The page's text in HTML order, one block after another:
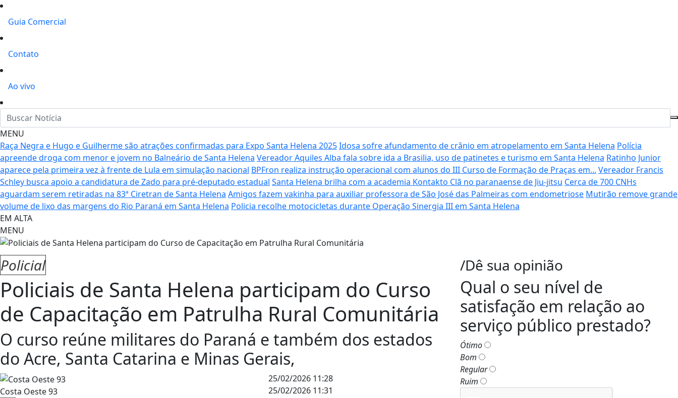
Guia Comercial
Contato
Ao vivo
MENU
Raça Negra e Hugo e Guilherme são atrações confirmadas para Expo Santa Helena 2025Idosa sofre afundamento de crânio em atropelamento em Santa Helena Polícia
apreende droga com menor e jovem no Balneário de Santa Helena Vereador Aquiles Alba fala sobre ida a Brasilia, uso de patinetes e turismo em Santa Helena Ratinho Junior
aparece pela primeira vez à frente de Lula em simulação nacional BPFron realiza instrução operacional com alunos do III Curso de Formação de Praças em... Vereador Francis
Schley busca apoio a candidatura de Zado para pré-deputado estadual Santa Helena brilha com a academia Kontakto Clã no paranaense de Jiu-jitsu Cerca de 700 CNHs
aguardam serem retiradas na 83ª Ciretran de Santa Helena Amigos fazem vakinha para auxiliar professora de São José das Palmeiras com endometriose Mutirão remove grande
volume de lixo das margens do Rio Paraná em Santa Helena Policia recolhe motocicletas durante Operação Sinergia III em Santa Helena
EM ALTA
MENU
Policial
Policiais de Santa Helena participam do Curso
de Capacitação em Patrulha Rural Comunitária
O curso reúne militares do Paraná e também dos estados
do Acre, Santa Catarina e Minas Gerais,
Costa Oeste 93
25/02/2026 11:28
25/02/2026 11:31
/Dê sua opinião
Qual o seu nível de
satisfação em relação ao
serviço público prestado?
Ótimo
Bom
Regular
Ruim